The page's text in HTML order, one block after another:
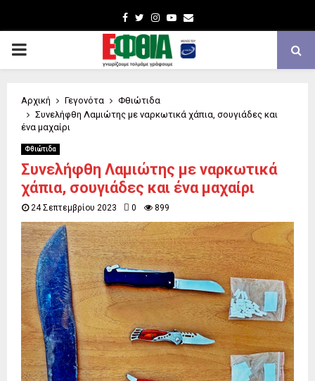
Facebook
TwitterInstagram
Youtube
Email
PRIMARY
Αρχική Γεγονότα
Φθιώτιδα
Συνελήφθη Λαμιώτης με ναρκωτικά χάπια, σουγιάδες και
ένα μαχαίρι
Φθιώτιδα
Συνελήφθη Λαμιώτης με ναρκωτικά
χάπια, σουγιάδες και ένα μαχαίρι
24 Σεπτεμβρίου 2023 0 899